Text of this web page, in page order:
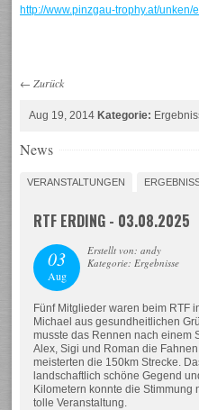
http://www.pinzgau-trophy.at/
← Zurück
Aug 19, 2014Kategorie:
News
VERANSTALTUNGEN
RTF ERDING - 03.08.2025
03
Aug
Erstellt von: andy
Kategorie: Ergebnisse
Fünf Mitglieder waren beim RTF
Michael aus gesundheitlichen
musste das Rennen nach einem
Alex, Sigi und Roman die
meisterten die 150km Strecke.
landschaftlich schöne Gegend
Kilometern konnte die Stimmung
tolle Veranstaltung.